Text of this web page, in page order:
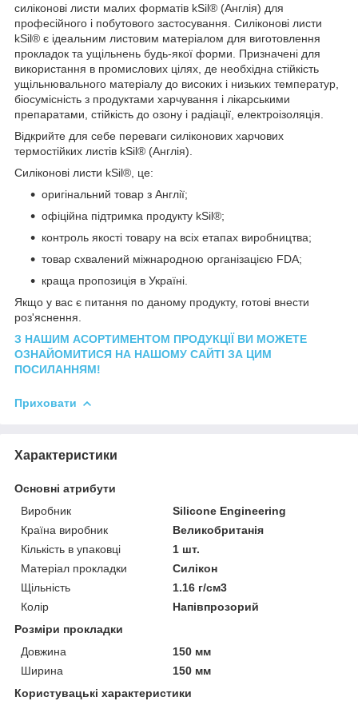
силіконові листи малих форматів kSil® (Англія) для
професійного і побутового застосування. Силіконові листи
kSil® є ідеальним листовим матеріалом для виготовлення
прокладок та ущільнень будь-якої форми. Призначені для
використання в промислових цілях, де необхідна стійкість
ущільнювального матеріалу до високих і низьких температур,
біосумісність з продуктами харчування і лікарськими
препаратами, стійкість до озону і радіації, електроізоляція.
Відкрийте для себе переваги силіконових харчових
термостійких листів kSil® (Англія).
Силіконові листи kSil®, це:
оригінальний товар з Англії;
офіційна підтримка продукту kSil®;
контроль якості товару на всіх етапах виробництва;
товар схвалений міжнародною організацією FDA;
краща пропозиція в Україні.
Якщо у вас є питання по даному продукту, готові внести
роз'яснення.
З НАШИМ АСОРТИМЕНТОМ ПРОДУКЦІЇ ВИ МОЖЕТЕ
ОЗНАЙОМИТИСЯ НА НАШОМУ САЙТІ ЗА ЦИМ
ПОСИЛАННЯМ!
Приховати
Характеристики
Основні атрибути
Виробник
Silicone Engineering
Країна виробник
Великобританія
Кількість в упаковці
1 шт.
Матеріал прокладки
Силікон
Щільність
1.16 г/см3
Колір
Напівпрозорий
Розміри прокладки
Довжина
150 мм
Ширина
150 мм
Користувацькі характеристики